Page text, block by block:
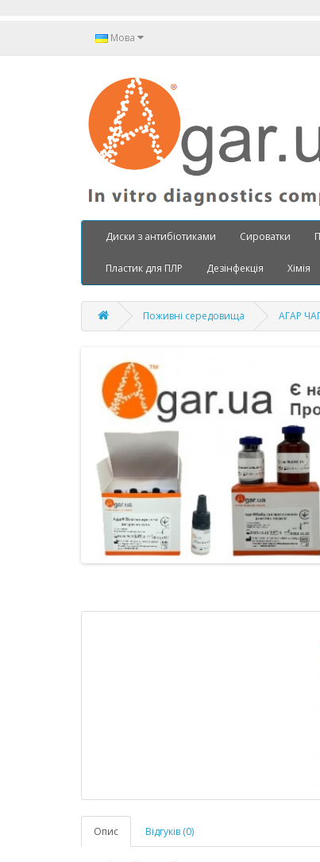
Мова
Диски з антибіотиками Сироватки
Пластик для ПЛР Дезінфекція Хімія
Поживні середовища АГАР
Опис Відгуків (0)